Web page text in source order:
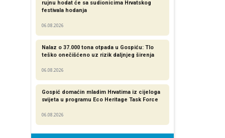
rujnu hodat će sa sudionicima Hrvatskog
festivala hodanja
06.08.2026
Nalaz o 37.000 tona otpada u Gospiću: Tlo
teško onečišćeno uz rizik daljnjeg širenja
06.08.2026
Gospić domaćin mladim Hrvatima iz cijeloga
svijeta u programu Eco Heritage Task Force
06.08.2026